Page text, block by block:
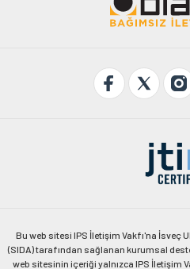
Bu web sitesi IPS İletişim Vakfı'na İsveç
(SIDA) tarafından sağlanan kurumsal
web sitesinin içeriği yalnızca IPS İletişim